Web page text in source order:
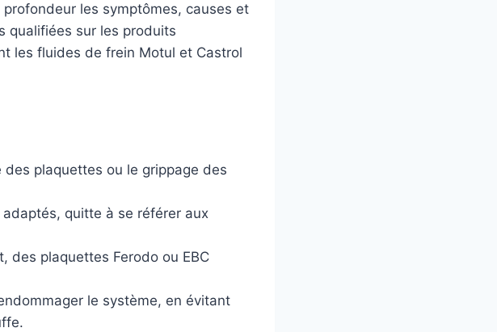
les symptômes, causes et
qualifiées sur les produits
les fluides de frein Motul et Castrol
des plaquettes ou le grippage des
quitte à se référer aux
des plaquettes Ferodo ou EBC
le système, en évitant